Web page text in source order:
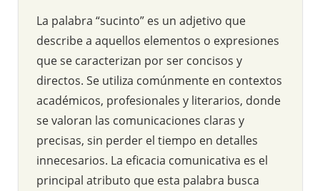
mundo
La palabra “sucinto” es un adjetivo que
describe a aquellos elementos o expresiones
que se caracterizan por ser concisos y
directos. Se utiliza comúnmente en contextos
académicos, profesionales y literarios, donde
se valoran las comunicaciones claras y
precisas, sin perder el tiempo en detalles
innecesarios. La eficacia comunicativa es el
principal atributo que esta palabra busca